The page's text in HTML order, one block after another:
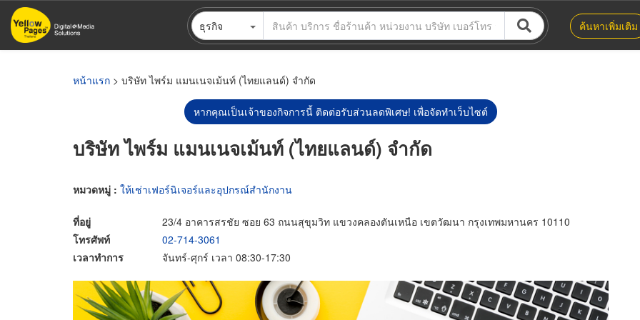
ข้าม
ไป
ธุรกิจ ค้นหาเพิ่มเติม
หน้าแรก > บริษัท ไพร์ม แมนเนจเม้นท์ (ไทยแลนด์) จำกัด
หากคุณเป็นเจ้าของกิจการนี้ ติดต่อรับส่วนลดพิเศษ! เพื่อจัดทำเว็บไซต์
บริษัท ไพร์ม แมนเนจเม้นท์ (ไทยแลนด์) จำกัด
หมวดหมู่ : ให้เช่าเฟอร์นิเจอร์และอุปกรณ์สำนักงาน
ที่อยู่
23/4 อาคารสรชัย ซอย 63 ถนนสุขุมวิท แขวงคลองตันเหนือ เขตวัฒนา กรุงเทพมหานคร 10110
โทรศัพท์
02-714-3061
เวลาทำการ
จันทร์-ศุกร์ เวลา 08:30-17:30